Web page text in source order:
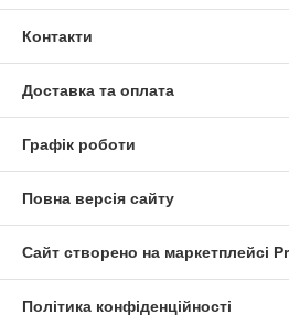
Контакти
Доставка та оплата
Графік роботи
Повна версія сайту
Сайт створено на маркетплейсі
Політика конфіденційності